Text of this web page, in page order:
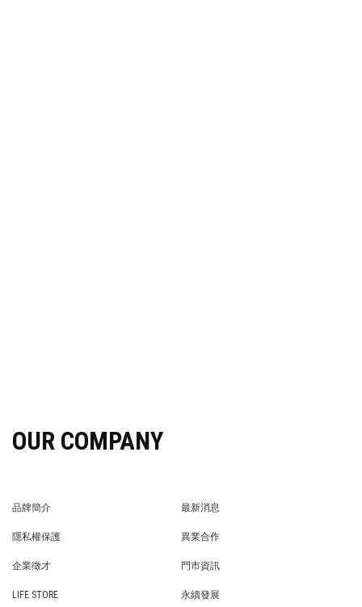
OUR COMPANY
品牌簡介
最新消息
隱私權保護
異業合作
企業徵才
門市資訊
LIFE STORE
永續發展